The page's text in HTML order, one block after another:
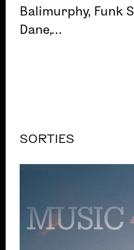
Balimurphy, Funk
Dane,…
SORTIES